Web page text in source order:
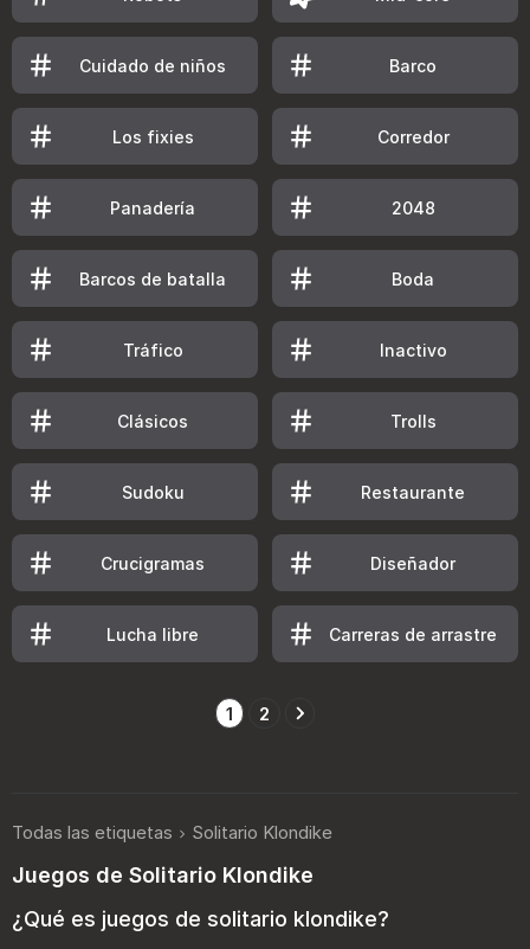
Cuidado de niños Barco
Los fixies Corredor
Panadería 2048
Barcos de batalla Boda
Tráfico Inactivo
Clásicos Trolls
Sudoku Restaurante
Crucigramas Diseñador
Lucha libre Carreras de arrastre
1 2
Todas las etiquetas Solitario Klondike
Juegos de Solitario Klondike
¿Qué es juegos de solitario klondike?